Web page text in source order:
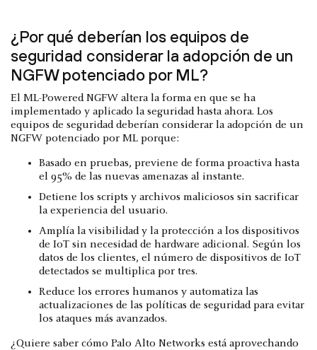
¿Por qué deberían los equipos de
seguridad considerar la adopción de un
NGFW potenciado por ML?
El ML-Powered NGFW altera la forma en que se ha
implementado y aplicado la seguridad hasta ahora. Los
equipos de seguridad deberían considerar la adopción de un
NGFW potenciado por ML porque:
Basado en pruebas, previene de forma proactiva hasta
el 95% de las nuevas amenazas al instante.
Detiene los scripts y archivos maliciosos sin sacrificar
la experiencia del usuario.
Amplía la visibilidad y la protección a los dispositivos
de IoT sin necesidad de hardware adicional. Según los
datos de los clientes, el número de dispositivos de IoT
detectados se multiplica por tres.
Reduce los errores humanos y automatiza las
actualizaciones de las políticas de seguridad para evitar
los ataques más avanzados.
¿Quiere saber cómo Palo Alto Networks está aprovechando